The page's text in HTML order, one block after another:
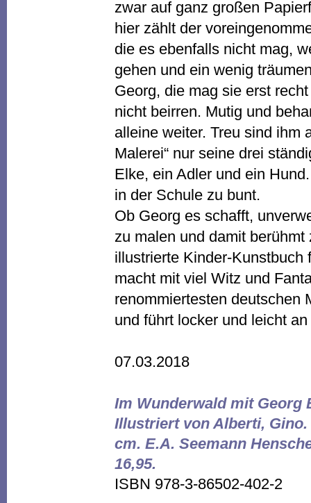
zwar auf ganz großen
hier zählt der
die es ebenfalls nicht mag,
gehen und ein wenig
Georg, die mag sie erst
nicht beirren. Mutig und
alleine weiter. Treu sind ihm
Malerei“ nur seine drei
Elke, ein Adler und ein
in der Schule zu bunt.
Ob Georg es schafft,
zu malen und damit
illustrierte Kinder-Kunstbuch
macht mit viel Witz und
renommiertesten deutschen
und führt locker und leicht
07.03.2018
Im Wunderwald mit Georg
Illustriert von Alberti, Gino.
cm. E.A. Seemann
16,95.
ISBN 978-3-86502-402-2